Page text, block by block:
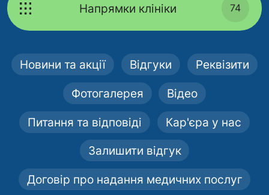
Напрямки клініки 74
Новини та акції Відгуки Реквізити
Фотогалерея Відео
Питання та відповіді Кар'єра у нас
Залишити відгук
Договір про надання медичних послуг